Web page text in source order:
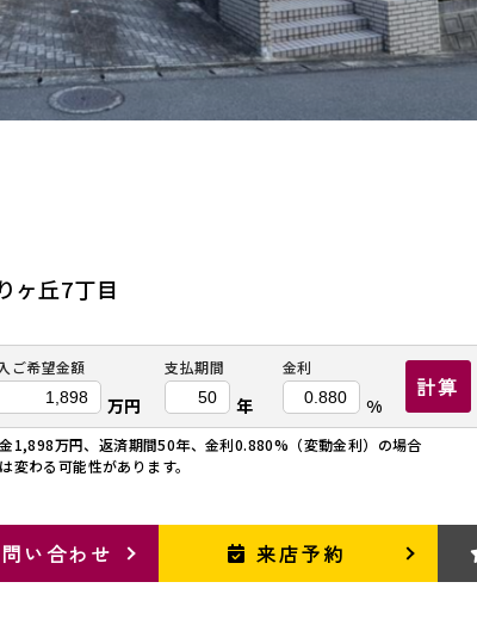
ヶ丘7丁目
ご希望金額
万円
支払期間
年
金利
%
計算
1,898万円、返済期間50年、金利0.880%（変動金利）の場合
変わる可能性があります。
い合わせ 来店予約